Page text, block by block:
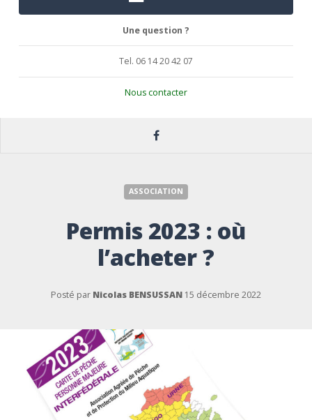
Une question ?
Tel. 06 14 20 42 07
Nous contacter
ASSOCIATION
Permis 2023 : où
l’acheter ?
Posté par Nicolas BENSUSSAN 15 décembre 2022